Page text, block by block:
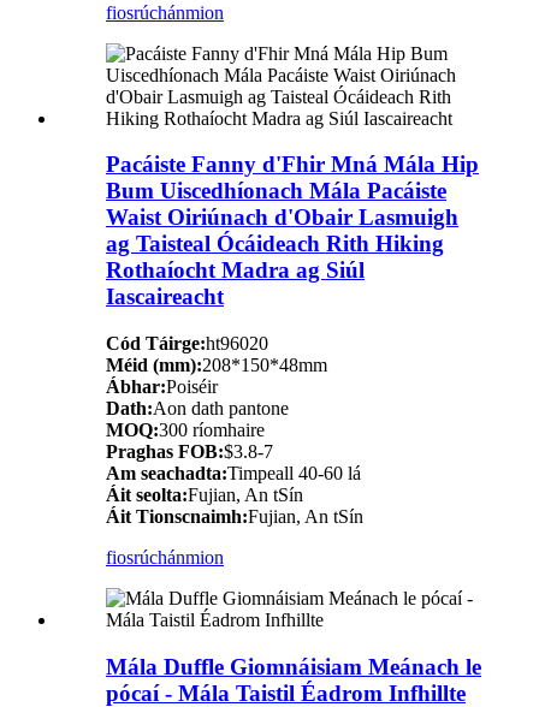
fiosrúchánmion
Pacáiste Fanny d'Fhir Mná Mála Hip
Bum Uiscedhíonach Mála Pacáiste
Waist Oiriúnach d'Obair Lasmuigh
ag Taisteal Ócáideach Rith Hiking
Rothaíocht Madra ag Siúl
Iascaireacht
Cód Táirge:ht96020
Méid (mm):208*150*48mm
Ábhar:Poiséir
Dath:Aon dath pantone
MOQ:300 ríomhaire
Praghas FOB:$3.8-7
Am seachadta:Timpeall 40-60 lá
Áit seolta:Fujian, An tSín
Áit Tionscnaimh:Fujian, An tSín
fiosrúchánmion
Mála Duffle Giomnáisiam Meánach le
pócaí - Mála Taistil Éadrom Infhillte